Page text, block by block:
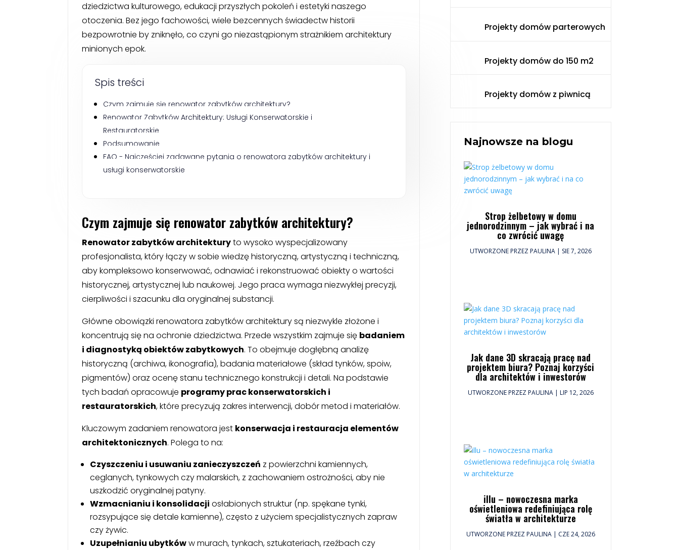
dziedzictwa kulturowego, edukacji przyszłych pokoleń i estetyki naszego
otoczenia. Bez jego fachowości, wiele bezcennych świadectw historii
bezpowrotnie by zniknęło, co czyni go niezastąpionym strażnikiem architektury
minionych epok.
Spis treści
Czym zajmuje się renowator zabytków architektury?
Renowator Zabytków Architektury: Usługi Konserwatorskie i
Restauratorskie
Podsumowanie
FAQ - Najczęściej zadawane pytania o renowatora zabytków architektury i
usługi konserwatorskie
Czym zajmuje się renowator zabytków architektury?
Renowator zabytków architekturyto wysoko wyspecjalizowany
profesjonalista, który łączy w sobie wiedzę historyczną, artystyczną i techniczną,
aby kompleksowo konserwować, odnawiać i rekonstruować obiekty o wartości
historycznej, artystycznej lub naukowej. Jego praca wymaga niezwykłej precyzji,
cierpliwości i szacunku dla oryginalnej substancji.
Główne obowiązki renowatora zabytków architektury są niezwykle złożone i
koncentrują się na ochronie dziedzictwa. Przede wszystkim zajmuje się badaniem
i diagnostyką obiektów zabytkowych. To obejmuje dogłębną analizę
historyczną (archiwa, ikonografia), badania materiałowe (skład tynków, spoiw,
pigmentów) oraz ocenę stanu technicznego konstrukcji i detali. Na podstawie
tych badań opracowuje programy prac konserwatorskich i
restauratorskich, które precyzują zakres interwencji, dobór metod i materiałów.
Kluczowym zadaniem renowatora jest konserwacja i restauracja elementów
architektonicznych. Polega to na:
Czyszczeniu i usuwaniu zanieczyszczeń z powierzchni kamiennych,
ceglanych, tynkowych czy malarskich, z zachowaniem ostrożności, aby nie
uszkodzić oryginalnej patyny.
Wzmacnianiu i konsolidacji osłabionych struktur (np. spękane tynki,
rozsypujące się detale kamienne), często z użyciem specjalistycznych zapraw
czy żywic.
Uzupełnianiu ubytkóww murach, tynkach, sztukateriach, rzeźbach czy
Projekty domów parterowych
Projekty domów do 150 m2
Projekty domów z piwnicą
Najnowsze na blogu
Strop żelbetowy w domu
jednorodzinnym – jak wybrać i na
co zwrócić uwagę
UTWORZONE PRZEZPAULINA| SIE 7, 2026
Jak dane 3D skracają pracę nad
projektem biura? Poznaj korzyści
dla architektów i inwestorów
UTWORZONE PRZEZPAULINA| LIP 12, 2026
illu – nowoczesna marka
oświetleniowa redefiniująca rolę
światła w architekturze
UTWORZONE PRZEZPAULINA| CZE 24, 2026